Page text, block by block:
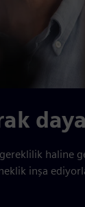
haline
inşa